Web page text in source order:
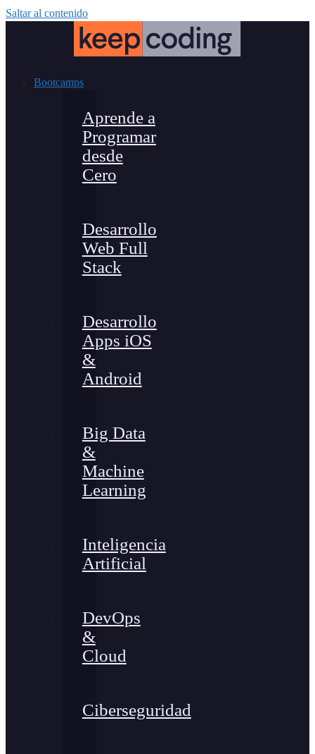
Saltar al contenido
Bootcamps
Aprende a
Programar
desde
Cero
Desarrollo
Web Full
Stack
Desarrollo
Apps iOS
&
Android
Big Data
&
Machine
Learning
Inteligencia
Artificial
DevOps
&
Cloud
Ciberseguridad